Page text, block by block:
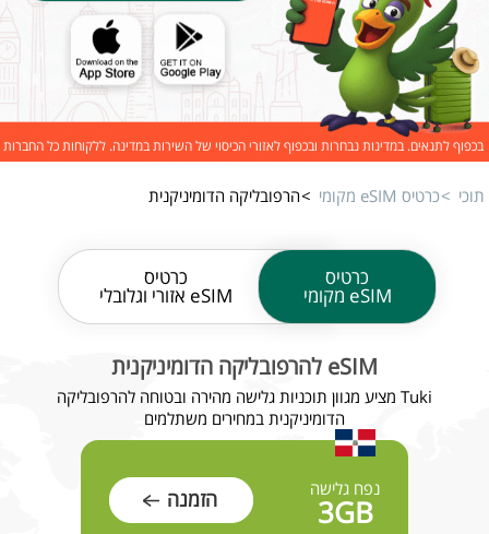
בכפוף לתנאים. במדינות נבחרות ובכפוף לאזורי הכיסוי של השירות במדינה. ללקוחות כל החברות
תוכי כרטיס eSIM מקומי הרפובליקה הדומיניקנית
כרטיס
eSIM מקומי
כרטיס
eSIM אזורי וגלובלי
eSIM להרפובליקה הדומיניקנית
Tuki מציע מגוון תוכניות גלישה מהירה ובטוחה להרפובליקה
הדומיניקנית במחירים משתלמים
נפח גלישה
3GB הזמנה